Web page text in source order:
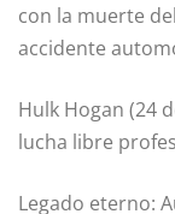
con la muerte
accidente
Hulk Hogan (24
lucha libre
Legado eterno: